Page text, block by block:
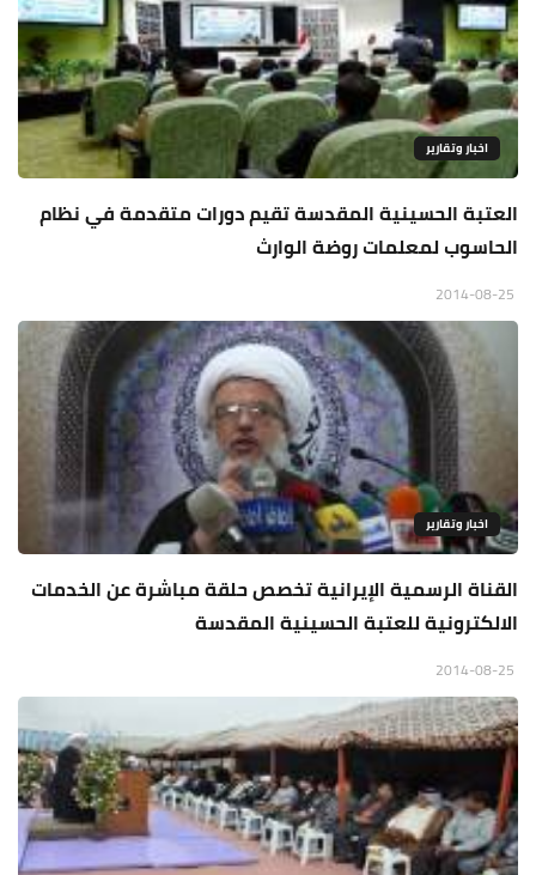
اخبار وتقارير
العتبة الحسينية المقدسة تقيم دورات متقدمة في نظام
الحاسوب لمعلمات روضة الوارث
اخبار وتقارير
القناة الرسمية الإيرانية تخصص حلقة مباشرة عن الخدمات
الالكترونية للعتبة الحسينية المقدسة